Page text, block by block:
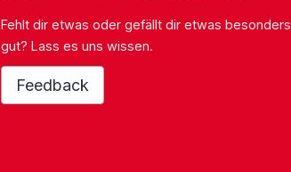
Fehlt dir etwas oder gefällt dir etwas besonders
gut? Lass es uns wissen.
Feedback